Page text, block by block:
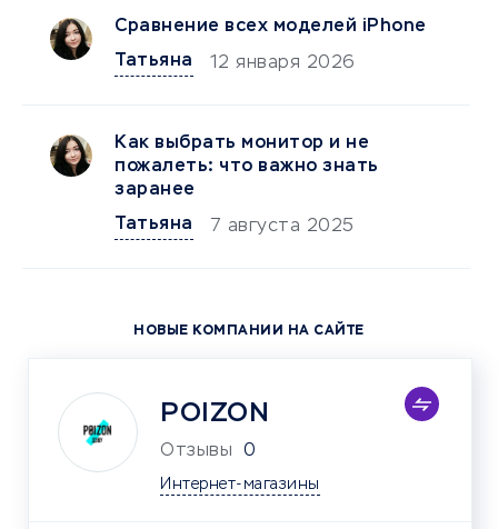
Сравнение всех моделей iPhone
Татьяна
12 января 2026
Как выбрать монитор и не
пожалеть: что важно знать
заранее
Татьяна
7 августа 2025
НОВЫЕ КОМПАНИИ НА САЙТЕ
POIZON
Отзывы 0
Интернет-магазины